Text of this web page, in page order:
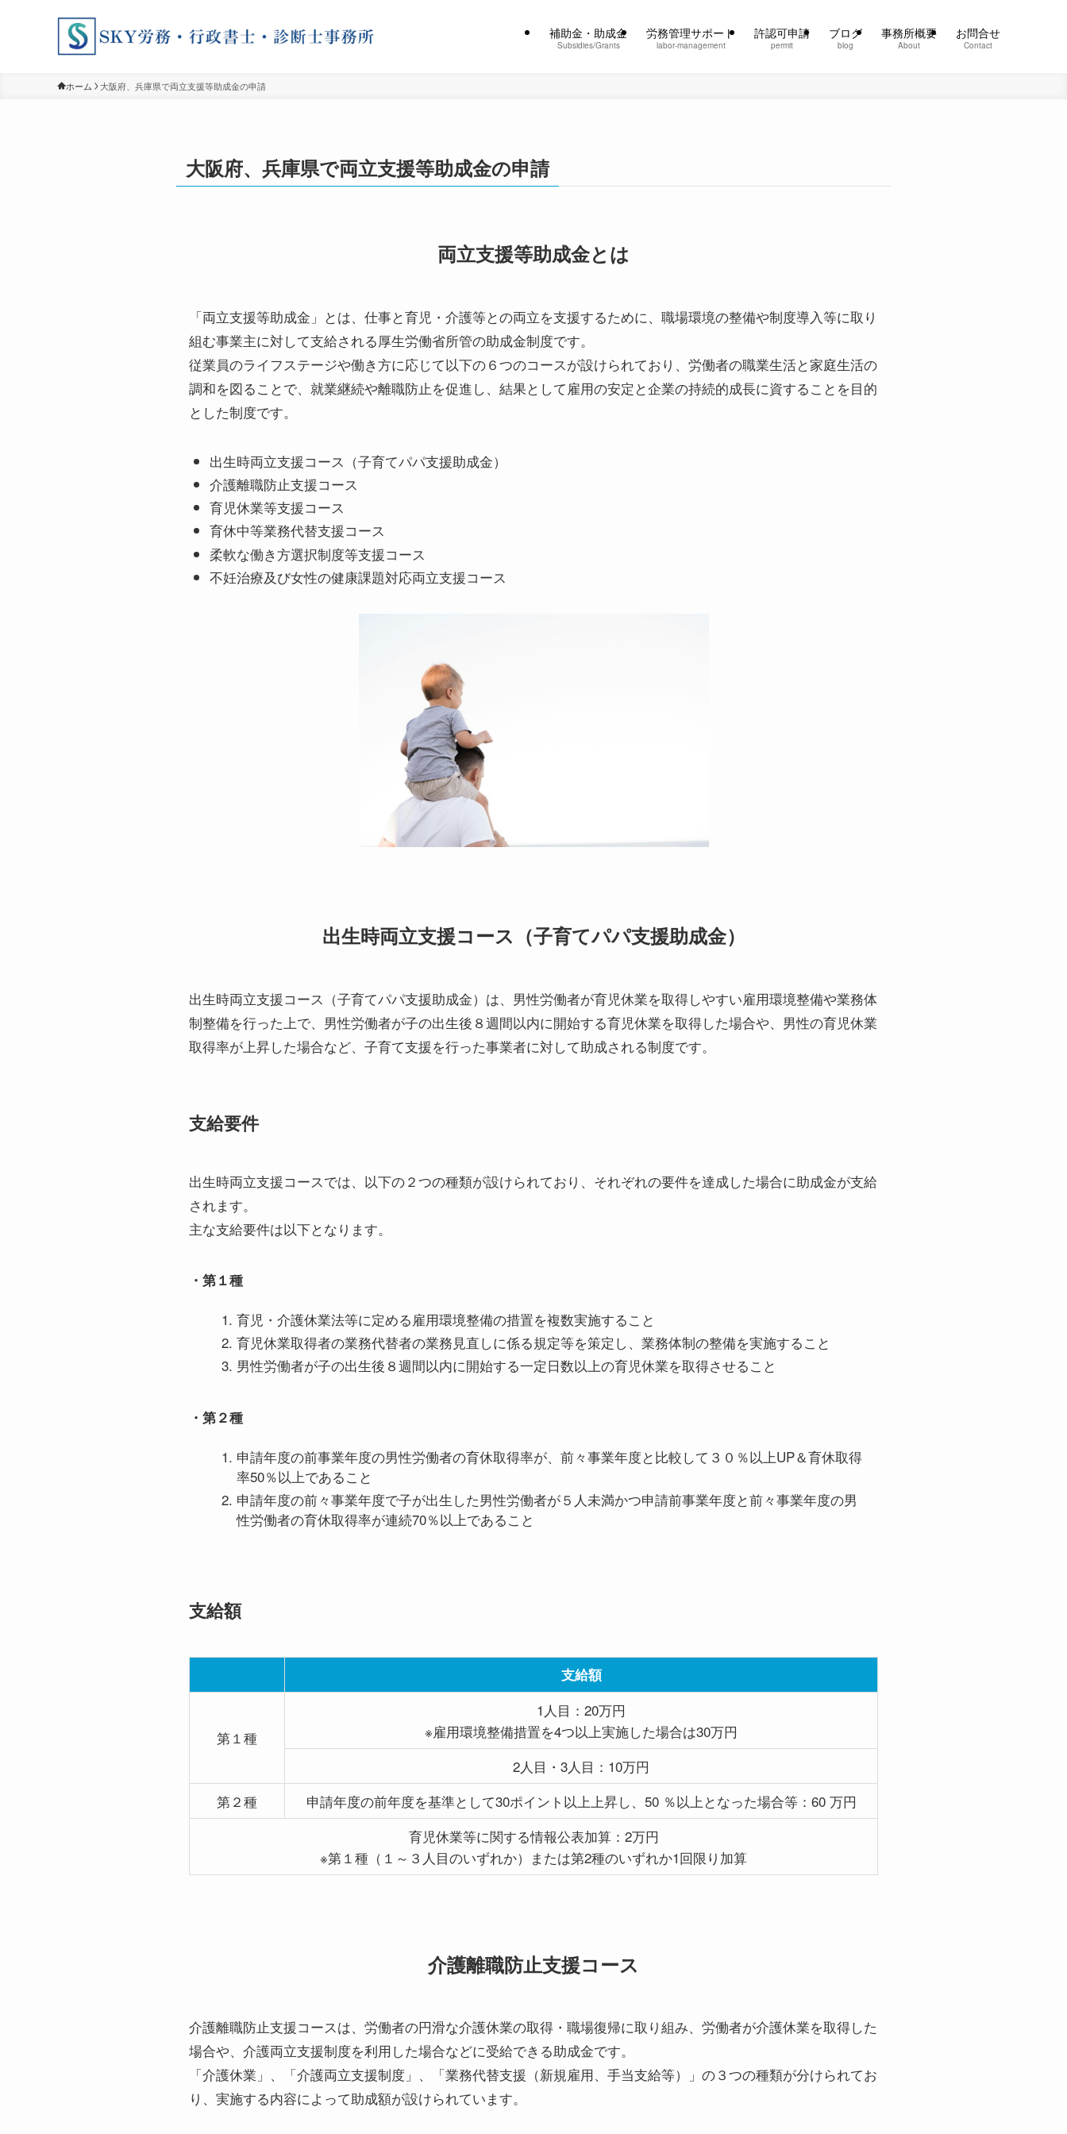
補助金・助成金
Subsidies/Grants
労務管理サポート
labor-management
許認可申請
permit
ブログ
blog
事務所概要
About
お問合せ
Contact
ホーム 大阪府、兵庫県で両立支援等助成金の申請
大阪府、兵庫県で両立支援等助成金の申請
両立支援等助成金とは
「両立支援等助成金」とは、仕事と育児・介護等との両立を支援するために、職場環境の整備や制度導入等に取り
組む事業主に対して支給される厚生労働省所管の助成金制度です。
従業員のライフステージや働き方に応じて以下の６つのコースが設けられており、労働者の職業生活と家庭生活の
調和を図ることで、就業継続や離職防止を促進し、結果として雇用の安定と企業の持続的成長に資することを目的
とした制度です。
出生時両立支援コース（子育てパパ支援助成金）
介護離職防止支援コース
育児休業等支援コース
育休中等業務代替支援コース
柔軟な働き方選択制度等支援コース
不妊治療及び女性の健康課題対応両立支援コース
出生時両立支援コース（子育てパパ支援助成金）
出生時両立支援コース（子育てパパ支援助成金）は、男性労働者が育児休業を取得しやすい雇用環境整備や業務体
制整備を行った上で、男性労働者が子の出生後８週間以内に開始する育児休業を取得した場合や、男性の育児休業
取得率が上昇した場合など、子育て支援を行った事業者に対して助成される制度です。
支給要件
出生時両立支援コースでは、以下の２つの種類が設けられており、それぞれの要件を達成した場合に助成金が支給
されます。
主な支給要件は以下となります。
・第１種
育児・介護休業法等に定める雇用環境整備の措置を複数実施すること
育児休業取得者の業務代替者の業務見直しに係る規定等を策定し、業務体制の整備を実施すること
男性労働者が子の出生後８週間以内に開始する一定日数以上の育児休業を取得させること
・第２種
申請年度の前事業年度の男性労働者の育休取得率が、前々事業年度と比較して３０％以上UP＆育休取得
率50％以上であること
申請年度の前々事業年度で子が出生した男性労働者が５人未満かつ申請前事業年度と前々事業年度の男
性労働者の育休取得率が連続70％以上であること
支給額
支給額
第１種
1人目：20万円
※雇用環境整備措置を4つ以上実施した場合は30万円
2人目・3人目：10万円
第２種
申請年度の前年度を基準として30ポイント以上上昇し、50 ％以上となった場合等：60 万円
育児休業等に関する情報公表加算：2万円
※第１種（１～３人目のいずれか）または第2種のいずれか1回限り加算
介護離職防止支援コース
介護離職防止支援コースは、労働者の円滑な介護休業の取得・職場復帰に取り組み、労働者が介護休業を取得した
場合や、介護両立支援制度を利用した場合などに受給できる助成金です。
「介護休業」、「介護両立支援制度」、「業務代替支援（新規雇用、手当支給等）」の３つの種類が分けられてお
り、実施する内容によって助成額が設けられています。